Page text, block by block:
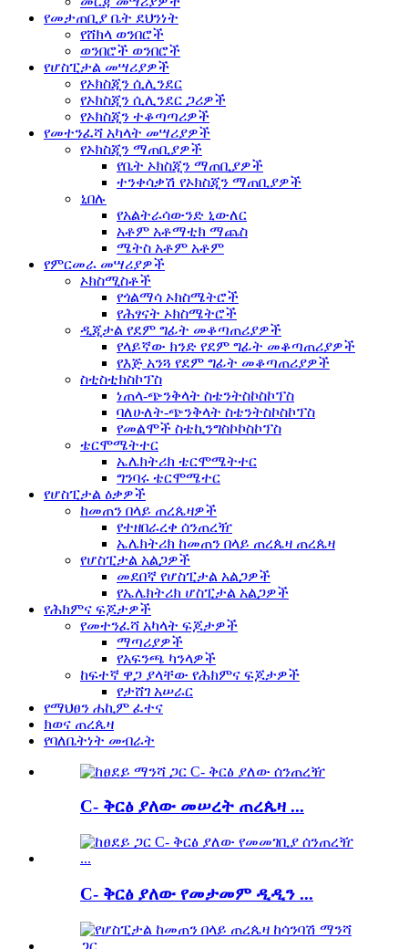
የመታጠቢያ ቤት ደህንነት
የሸክላ ወንበሮች
ወንበሮች ወንበሮች
የሆስፒታል መሣሪያዎች
የኦክስጂን ሲሊንደር
የኦክስጂን ሲሊንደር ጋሪዎች
የኦክስጂን ተቆጣጣሪዎች
የመተንፈሻ አካላት መሣሪያዎች
የኦክስጂን ማጠቢያዎች
የቤት ኦክስጂን ማጠቢያዎች
ተንቀሳቃሽ የኦክስጂን ማጠቢያዎች
ኒበሉ
የአልትራሳውንድ ኒውለር
አቶም አቶማቲክ ማጨስ
ሜትስ አቶም አቶም
የምርመራ መሣሪያዎች
ኦክስሚስቶች
የጎልማሳ ኦክስሜትሮች
የሕፃናት ኦክስሜትሮች
ዲጂታል የደም ግፊት መቆጣጠሪያዎች
የላይኛው ክንድ የደም ግፊት መቆጣጠሪያዎች
የእጅ አንጓ የደም ግፊት መቆጣጠሪያዎች
ስቲስቲክስኮፕስ
ነጠላ-ጭንቅላት ስቴንትስኮስኮፕስ
ባለሁለት-ጭንቅላት ስቴንትስኮስኮፕስ
የመልሞች ስቴኪንግስኮኮስኮፕስ
ቴርሞሜትተር
ኤሌክትሪክ ቴርሞሜትተር
ግንባሩ ቴርሞሜተር
የሆስፒታል ዕቃዎች
ከመጠን በላይ ጠረጴዛዎች
የተዘበራረቀ ሰንጠረዥ
ኤሌክትሪክ ከመጠን በላይ ጠረጴዛ ጠረጴዛ
የሆስፒታል አልጋዎች
መደበኛ የሆስፒታል አልጋዎች
የኤሌክትሪክ ሆስፒታል አልጋዎች
የሕክምና ፍጆታዎች
የመተንፈሻ አካላት ፍጆታዎች
ማጣሪያዎች
የአፍንጫ ካንላዎች
ከፍተኛ ዋጋ ያላቸው የሕክምና ፍጆታዎች
የታሸገ አሠራር
የማህፀን ሐኪም ፈተና
ክወና ጠረጴዛ
የባለቤትነት መብራት
C- ቅርፅ ያለው መሠረት ጠረጴዛ ...
C- ቅርፅ ያለው የመታመም ዲዲን ...